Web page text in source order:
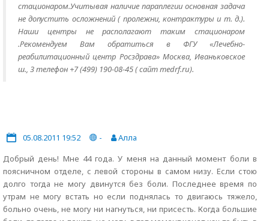
стационаром.Учитывая наличие параплегии основная задача
не допустить осложнений ( пролежни, контрактуры и т. д.).
Наши центры не располагают таким стационаром
.Рекомендуем Вам обратиться в ФГУ «Лечебно-
реабилитационный центр Росздрава» Москва, Иваньковское
ш., 3 телефон +7 (499) 190-08-45 ( сайт medrf.ru).
05.08.2011 19:52 -
Алла
Добрый день! Мне 44 года. У меня на данный момент боли в
поясничном отделе, с левой стороны в самом низу. Если стою
долго тогда не могу двинутся без боли. Последнее время по
утрам не могу встать но если поднялась то двигаюсь тяжело,
больно очень, не могу ни нагнуться, ни присесть. Когда большие